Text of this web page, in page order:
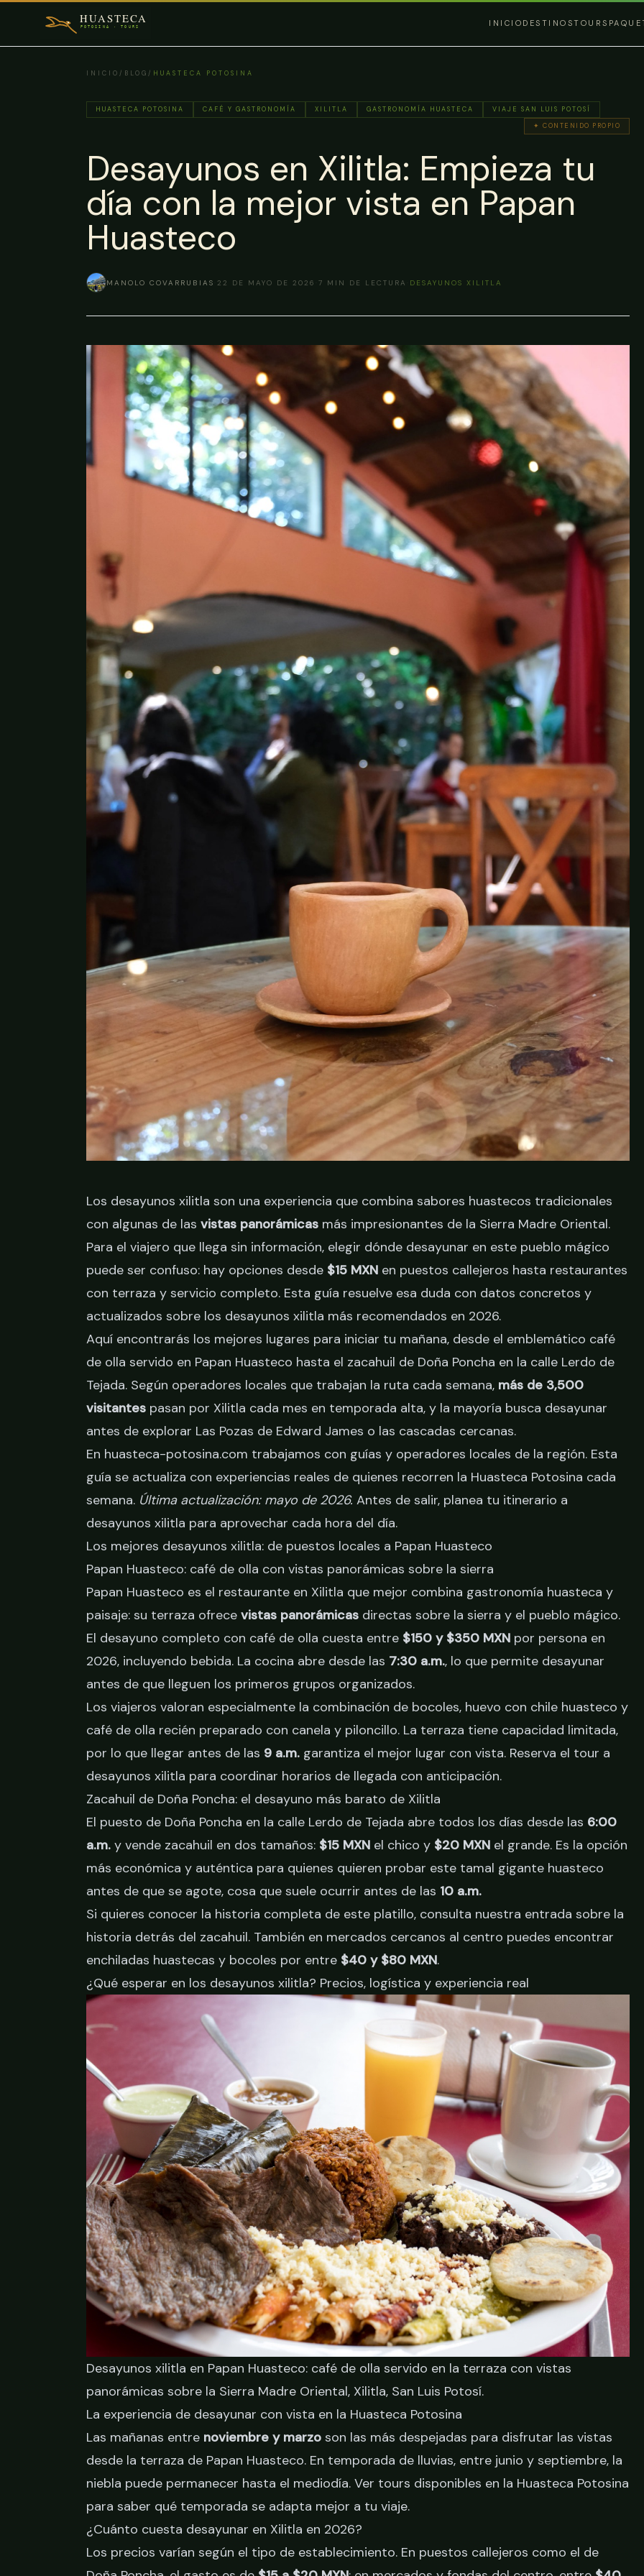
INICIO DESTINOSTOURS
INICIO / BLOG / HUASTECA POTOSINA
HUASTECA POTOSINA CAFÉ Y GASTRONOMÍA XILITLA GASTRONOMÍA HUASTECA
VIAJE SAN LUIS POTOSÍ
✦ CONTENIDO PROPIO
Desayunos en Xilitla: Empieza tu
día con la mejor vista en Papan
Huasteco
MANOLO COVARRUBIAS 22 DE MAYO DE 2026 7 MIN DE LECTURA DESAYUNOS XILITLA
Los desayunos xilitla son una experiencia que combina sabores huastecos tradicionales
con algunas de las vistas panorámicas más impresionantes de la Sierra Madre Oriental.
Para el viajero que llega sin información, elegir dónde desayunar en este pueblo mágico
puede ser confuso: hay opciones desde $15 MXN en puestos callejeros hasta restaurantes
con terraza y servicio completo. Esta guía resuelve esa duda con datos concretos y
actualizados sobre los desayunos xilitla más recomendados en 2026.
Aquí encontrarás los mejores lugares para iniciar tu mañana, desde el emblemático café
de olla servido en Papan Huasteco hasta el zacahuil de Doña Poncha en la calle Lerdo de
Tejada. Según operadores locales que trabajan la ruta cada semana, más de 3,500
visitantes pasan por Xilitla cada mes en temporada alta, y la mayoría busca desayunar
antes de explorar Las Pozas de Edward James o las cascadas cercanas.
En huasteca-potosina.com trabajamos con guías y operadores locales de la región. Esta
guía se actualiza con experiencias reales de quienes recorren la Huasteca Potosina cada
semana. Última actualización: mayo de 2026. Antes de salir, planea tu itinerario a
desayunos xilitla para aprovechar cada hora del día.
Los mejores desayunos xilitla: de puestos locales a Papan Huasteco
Papan Huasteco: café de olla con vistas panorámicas sobre la sierra
Papan Huasteco es el restaurante en Xilitla que mejor combina gastronomía huasteca y
paisaje: su terraza ofrece vistas panorámicas directas sobre la sierra y el pueblo mágico.
El desayuno completo con café de olla cuesta entre $150 y $350 MXN por persona en
2026, incluyendo bebida. La cocina abre desde las 7:30 a.m., lo que permite desayunar
antes de que lleguen los primeros grupos organizados.
Los viajeros valoran especialmente la combinación de bocoles, huevo con chile huasteco y
café de olla recién preparado con canela y piloncillo. La terraza tiene capacidad limitada,
por lo que llegar antes de las 9 a.m. garantiza el mejor lugar con vista. Reserva el tour a
desayunos xilitla para coordinar horarios de llegada con anticipación.
Zacahuil de Doña Poncha: el desayuno más barato de Xilitla
El puesto de Doña Poncha en la calle Lerdo de Tejada abre todos los días desde las 6:00
a.m. y vende zacahuil en dos tamaños: $15 MXN el chico y $20 MXN el grande. Es la opción
más económica y auténtica para quienes quieren probar este tamal gigante huasteco
antes de que se agote, cosa que suele ocurrir antes de las 10 a.m.
Si quieres conocer la historia completa de este platillo, consulta nuestra entrada sobre la
historia detrás del zacahuil. También en mercados cercanos al centro puedes encontrar
enchiladas huastecas y bocoles por entre $40 y $80 MXN.
¿Qué esperar en los desayunos xilitla? Precios, logística y experiencia real
Desayunos xilitla en Papan Huasteco: café de olla servido en la terraza con vistas
panorámicas sobre la Sierra Madre Oriental, Xilitla, San Luis Potosí.
La experiencia de desayunar con vista en la Huasteca Potosina
Las mañanas entre noviembre y marzo son las más despejadas para disfrutar las vistas
desde la terraza de Papan Huasteco. En temporada de lluvias, entre junio y septiembre, la
niebla puede permanecer hasta el mediodía. Ver tours disponibles en la Huasteca Potosina
para saber qué temporada se adapta mejor a tu viaje.
¿Cuánto cuesta desayunar en Xilitla en 2026?
Los precios varían según el tipo de establecimiento. En puestos callejeros como el de